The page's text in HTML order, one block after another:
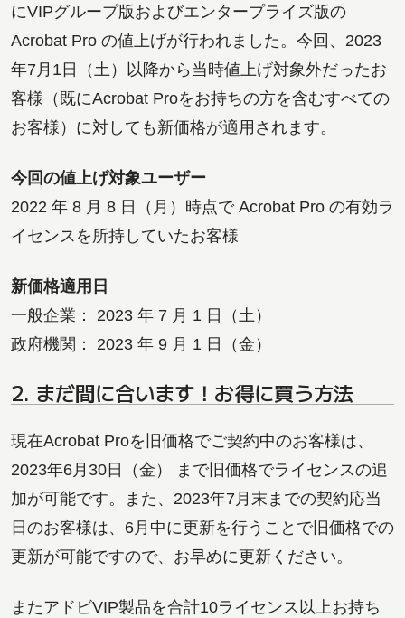
にVIPグループ版およびエンタープライズ版の
Acrobat Pro の値上げが行われました。今回、2023
年7月1日（土）以降から当時値上げ対象外だったお
客様（既にAcrobat Proをお持ちの方を含むすべての
お客様）に対しても新価格が適用されます。
今回の値上げ対象ユーザー
2022 年 8 月 8 日（月）時点で Acrobat Pro の有効ラ
イセンスを所持していたお客様
新価格適用日
一般企業： 2023 年 7 月 1 日（土）
政府機関： 2023 年 9 月 1 日（金）
2. まだ間に合います！お得に買う方法
現在Acrobat Proを旧価格でご契約中のお客様は、
2023年6月30日（金） まで旧価格でライセンスの追
加が可能です。また、2023年7月末までの契約応当
日のお客様は、6月中に更新を行うことで旧価格での
更新が可能ですので、お早めに更新ください。
またアドビVIP製品を合計10ライセンス以上お持ち